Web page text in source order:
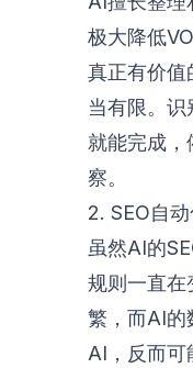
极大降低
真正有价值
当有限。
就能完成，
察。
2. SEO自
虽然AI的
规则一直在
繁，而AI的
AI，反而可